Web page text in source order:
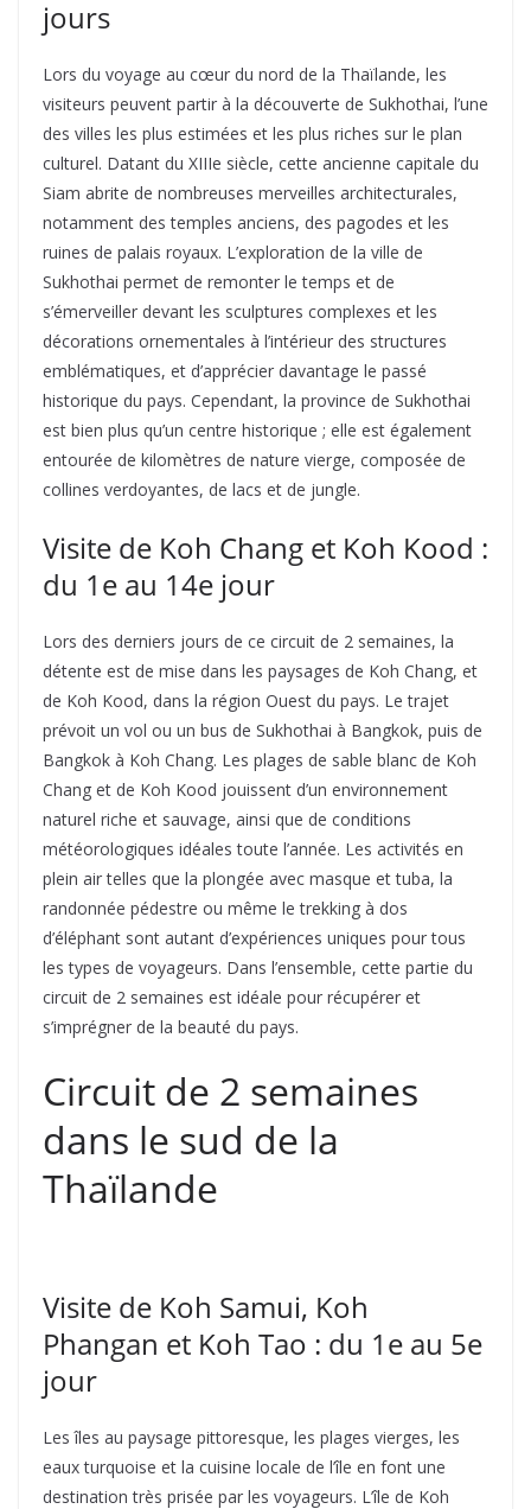
jours
Lors du voyage au cœur du nord de la Thaïlande, les
visiteurs peuvent partir à la découverte de Sukhothai, l’une
des villes les plus estimées et les plus riches sur le plan
culturel. Datant du XIIIe siècle, cette ancienne capitale du
Siam abrite de nombreuses merveilles architecturales,
notamment des temples anciens, des pagodes et les
ruines de palais royaux. L’exploration de la ville de
Sukhothai permet de remonter le temps et de
s’émerveiller devant les sculptures complexes et les
décorations ornementales à l’intérieur des structures
emblématiques, et d’apprécier davantage le passé
historique du pays. Cependant, la province de Sukhothai
est bien plus qu’un centre historique ; elle est également
entourée de kilomètres de nature vierge, composée de
collines verdoyantes, de lacs et de jungle.
Visite de Koh Chang et Koh Kood :
du 1e au 14e jour
Lors des derniers jours de ce circuit de 2 semaines, la
détente est de mise dans les paysages de Koh Chang, et
de Koh Kood, dans la région Ouest du pays. Le trajet
prévoit un vol ou un bus de Sukhothai à Bangkok, puis de
Bangkok à Koh Chang. Les plages de sable blanc de Koh
Chang et de Koh Kood jouissent d’un environnement
naturel riche et sauvage, ainsi que de conditions
météorologiques idéales toute l’année. Les activités en
plein air telles que la plongée avec masque et tuba, la
randonnée pédestre ou même le trekking à dos
d’éléphant sont autant d’expériences uniques pour tous
les types de voyageurs. Dans l’ensemble, cette partie du
circuit de 2 semaines est idéale pour récupérer et
s’imprégner de la beauté du pays.
Circuit de 2 semaines
dans le sud de la
Thaïlande
Visite de Koh Samui, Koh
Phangan et Koh Tao : du 1e au 5e
jour
Les îles au paysage pittoresque, les plages vierges, les
eaux turquoise et la cuisine locale de l’île en font une
destination très prisée par les voyageurs. L’île de Koh